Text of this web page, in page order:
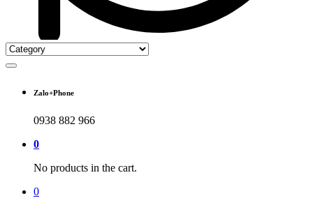
Zalo+Phone
0938 882 966
0
No products in the cart.
0